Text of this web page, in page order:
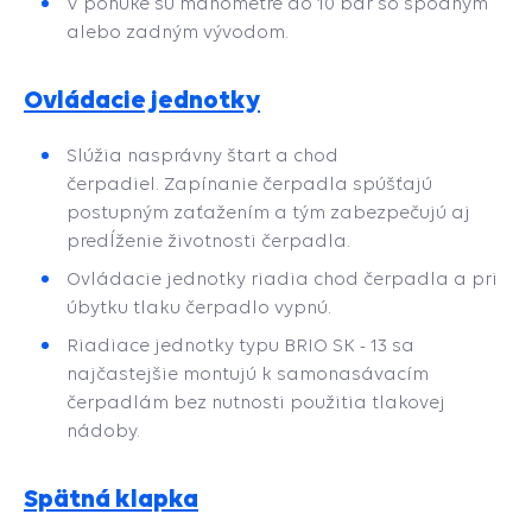
alebo zadným vývodom.
Ovládacie jednotky
Slúžia nasprávny štart a chod
čerpadiel. Zapínanie čerpadla spúšťajú
postupným zaťažením a tým zabezpečujú aj
predĺženie životnosti čerpadla.
Ovládacie jednotky riadia chod čerpadla a pri
úbytku tlaku čerpadlo vypnú.
Riadiace jednotky typu BRIO SK - 13 sa
najčastejšie montujú k samonasávacím
čerpadlám bez nutnosti použitia tlakovej
nádoby.
Spätná klapka